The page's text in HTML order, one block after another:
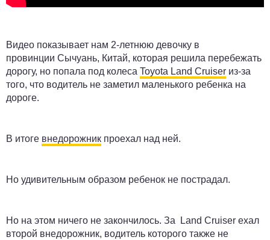
Видео показывает нам 2-летнюю девочку в
провинции Сычуань, Китай, которая решила перебежать
дорогу, но попала под колеса Toyota Land Cruiser из-за
того, что водитель не заметил маленького ребенка на
дороге.
В итоге внедорожник проехал над ней.
Но удивительным образом ребенок не пострадал.
Но на этом ничего не закончилось. За Land Cruiser ехал
второй внедорожник, водитель которого также не